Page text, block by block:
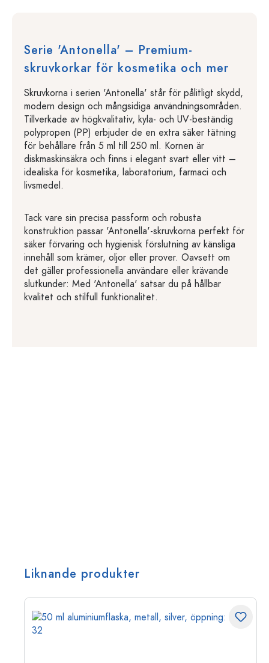
Serie 'Antonella' – Premium-
skruvkorkar för kosmetika och mer
Skruvkorna i serien 'Antonella' står för pålitligt skydd,
modern design och mångsidiga användningsområden.
Tillverkade av högkvalitativ, kyla- och UV-beständig
polypropen (PP) erbjuder de en extra säker tätning
för behållare från 5 ml till 250 ml. Kornen är
diskmaskinsäkra och finns i elegant svart eller vitt –
idealiska för kosmetika, laboratorium, farmaci och
livsmedel.
Tack vare sin precisa passform och robusta
konstruktion passar 'Antonella'-skruvkorna perfekt för
säker förvaring och hygienisk förslutning av känsliga
innehåll som krämer, oljor eller prover. Oavsett om
det gäller professionella användare eller krävande
slutkunder: Med 'Antonella' satsar du på hållbar
kvalitet och stilfull funktionalitet.
Liknande produkter